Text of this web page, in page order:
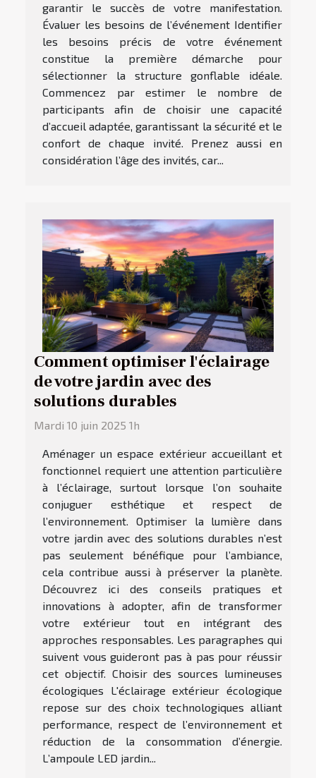
garantir le succès de votre manifestation.
Évaluer les besoins de l’événement Identifier
les besoins précis de votre événement
constitue la première démarche pour
sélectionner la structure gonflable idéale.
Commencez par estimer le nombre de
participants afin de choisir une capacité
d’accueil adaptée, garantissant la sécurité et le
confort de chaque invité. Prenez aussi en
considération l’âge des invités, car...
Comment optimiser l'éclairage
de votre jardin avec des
solutions durables
Mardi 10 juin 2025 1h
Aménager un espace extérieur accueillant et
fonctionnel requiert une attention particulière
à l’éclairage, surtout lorsque l’on souhaite
conjuguer esthétique et respect de
l’environnement. Optimiser la lumière dans
votre jardin avec des solutions durables n’est
pas seulement bénéfique pour l’ambiance,
cela contribue aussi à préserver la planète.
Découvrez ici des conseils pratiques et
innovations à adopter, afin de transformer
votre extérieur tout en intégrant des
approches responsables. Les paragraphes qui
suivent vous guideront pas à pas pour réussir
cet objectif. Choisir des sources lumineuses
écologiques L'éclairage extérieur écologique
repose sur des choix technologiques alliant
performance, respect de l’environnement et
réduction de la consommation d’énergie.
L’ampoule LED jardin...